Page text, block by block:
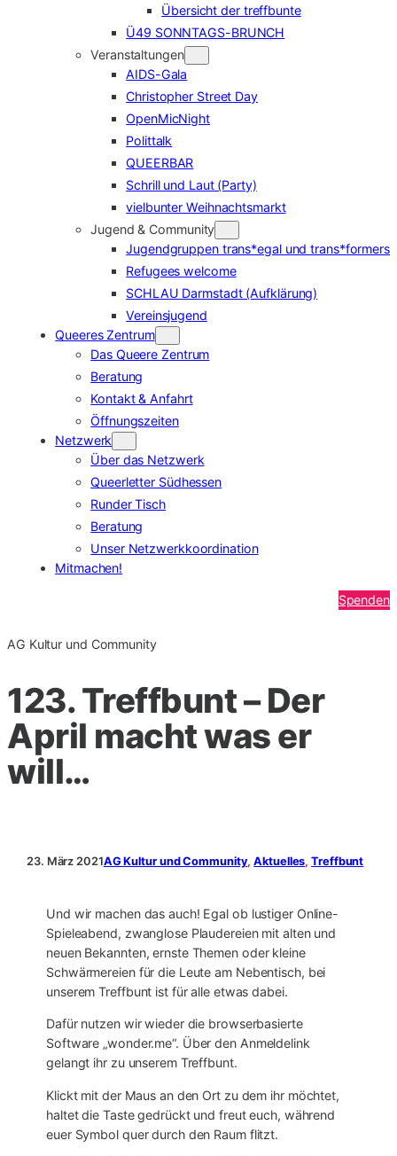
Übersicht der treffbunte
Ü49 SONNTAGS-BRUNCH
Veranstaltungen
AIDS-Gala
Christopher Street Day
OpenMicNight
Polittalk
QUEERBAR
Schrill und Laut (Party)
vielbunter Weihnachtsmarkt
Jugend & Community
Jugendgruppen trans*egal und trans*formers
Refugees welcome
SCHLAU Darmstadt (Aufklärung)
Vereinsjugend
Queeres Zentrum
Das Queere Zentrum
Beratung
Kontakt & Anfahrt
Öffnungszeiten
Netzwerk
Über das Netzwerk
Queerletter Südhessen
Runder Tisch
Beratung
Unser Netzwerkkoordination
Mitmachen!
Spenden
AG Kultur und Community
123. Treffbunt – Der
April macht was er
will…
23. März 2021AG Kultur und Community, Aktuelles, Treffbunt
Und wir machen das auch! Egal ob lustiger Online-
Spieleabend, zwanglose Plaudereien mit alten und
neuen Bekannten, ernste Themen oder kleine
Schwärmereien für die Leute am Nebentisch, bei
unserem Treffbunt ist für alle etwas dabei.
Dafür nutzen wir wieder die browserbasierte
Software „wonder.me“. Über den Anmeldelink
gelangt ihr zu unserem Treffbunt.
Klickt mit der Maus an den Ort zu dem ihr möchtet,
haltet die Taste gedrückt und freut euch, während
euer Symbol quer durch den Raum flitzt.